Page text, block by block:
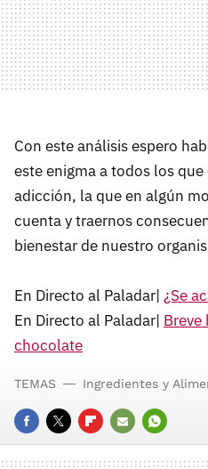
Con este análisis espero
este enigma a todos los
adicción, la que en algún
cuenta y traernos
bienestar de nuestro
En Directo al Paladar| ¿Se
En Directo al Paladar| Breve
chocolate
FACEBOOK
TWITTERFLIPBOARD
E-
WHATSAPP
TEMAS Ingredientes y